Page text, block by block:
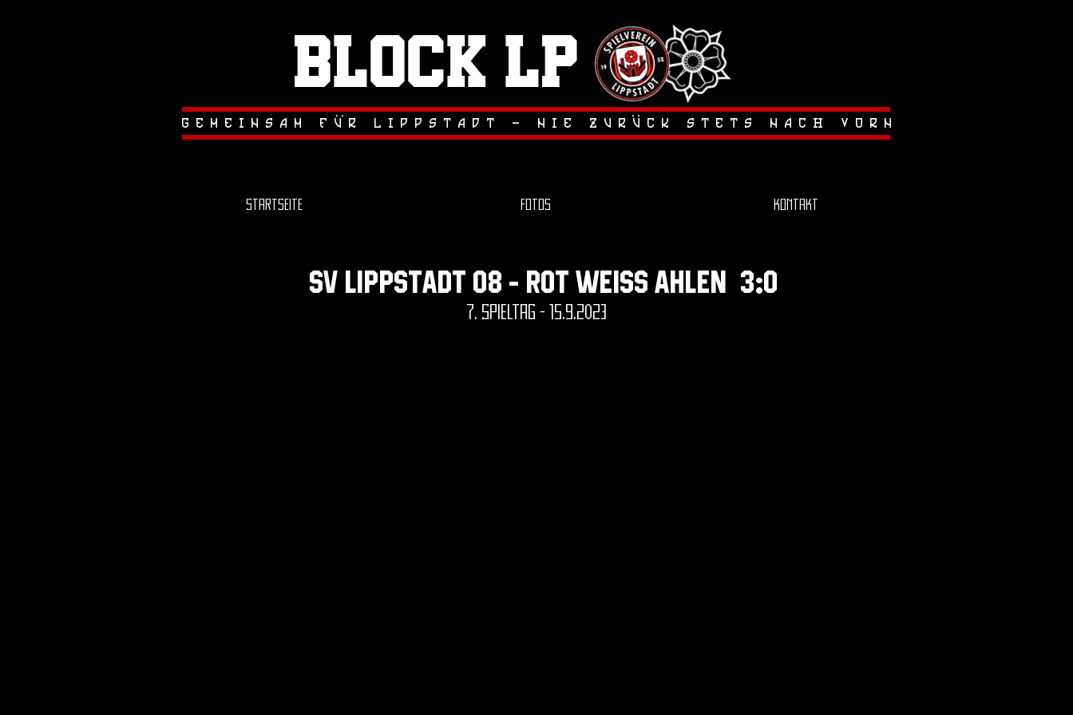
sv lippstadt 08 - rot weiss ahlen 3:0
7. spieltag - 15.9.2023
Block LP
gemeinsam fur lippstadt - nie zuruck stets nach vorn
.
.
..
Startseite Fotos Kontakt